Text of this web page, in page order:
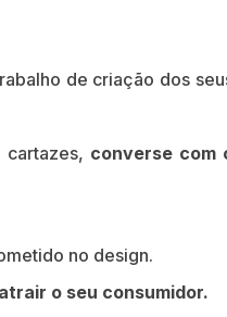
de criação dos
converse com
no design.
o seu consumidor.